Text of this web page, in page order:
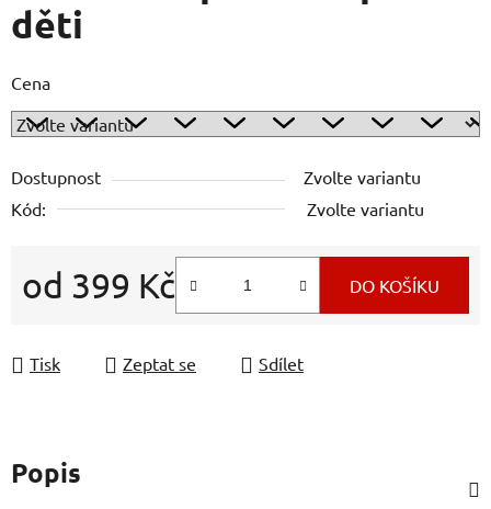
děti
Cena
Dostupnost
Zvolte variantu
Kód:
Zvolte variantu
od 399 Kč DO KOŠÍKU
Tisk Zeptat se Sdílet
Popis